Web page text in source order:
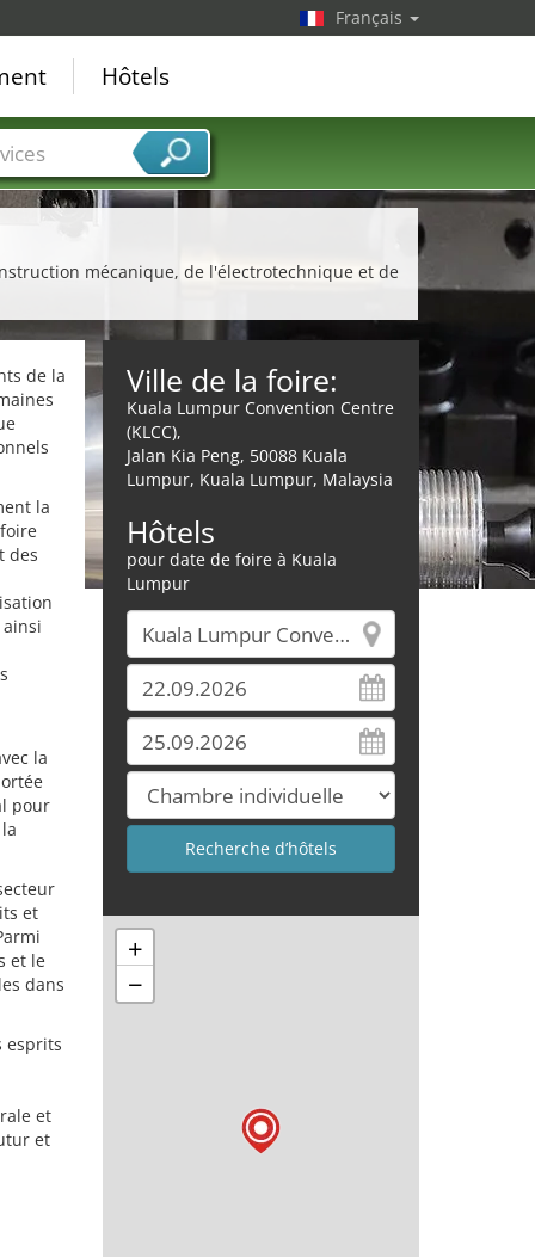
mécanique, de l'électrotechnique et de
de la
la
des
la
pour
et
et le
dans
esprits
et
et
Ville de la foire:
Kuala Lumpur Convention Centre
(KLCC),
Jalan Kia Peng, 50088 Kuala
Lumpur, Kuala Lumpur, Malaysia
Hôtels
pour date de foire à Kuala
Lumpur
+
−
Français
Hôtels